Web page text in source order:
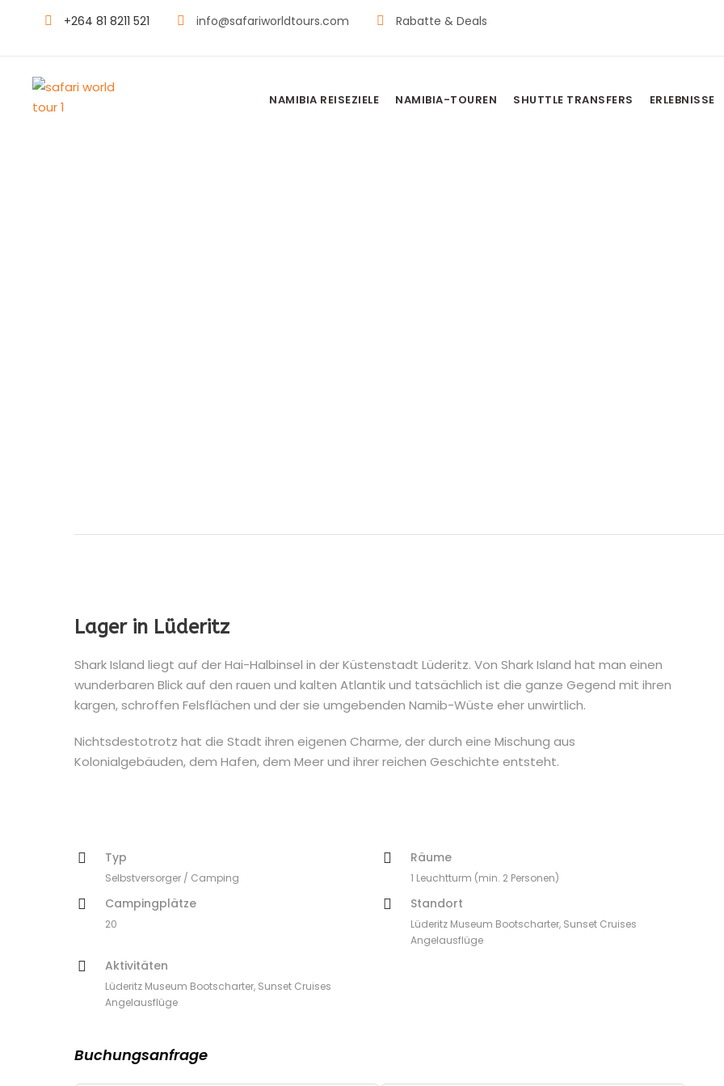
+264 81 8211 521 info@safariworldtours.com Rabatte & Deals
NAMIBIA REISEZIELE NAMIBIA-TOUREN SHUTTLE TRANSFERS ERLEBNISSE
Lager in Lüderitz
Shark Island liegt auf der Hai-Halbinsel in der Küstenstadt Lüderitz. Von Shark Island hat man einen
wunderbaren Blick auf den rauen und kalten Atlantik und tatsächlich ist die ganze Gegend mit ihren
kargen, schroffen Felsflächen und der sie umgebenden Namib-Wüste eher unwirtlich.
Nichtsdestotrotz hat die Stadt ihren eigenen Charme, der durch eine Mischung aus
Kolonialgebäuden, dem Hafen, dem Meer und ihrer reichen Geschichte entsteht.
Typ
Selbstversorger / Camping
Räume
1 Leuchtturm (min. 2 Personen)
Campingplätze
20
Standort
Lüderitz Museum Bootscharter, Sunset Cruises
Angelausflüge
Aktivitäten
Lüderitz Museum Bootscharter, Sunset Cruises
Angelausflüge
Buchungsanfrage